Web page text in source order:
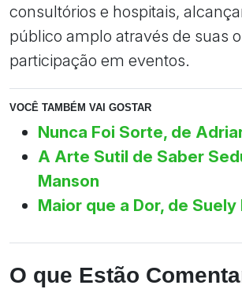
consultórios e hospitais,
público amplo através de suas
participação em eventos.
VOCÊ TAMBÉM VAI GOSTAR
Nunca Foi Sorte, de
A Arte Sutil de Saber
Manson
Maior que a Dor, de
O que Estão